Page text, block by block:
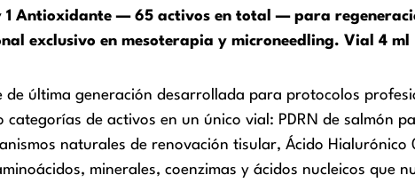
1 Antioxidante — 65 activos en total — para
exclusivo en mesoterapia y microneedling. Vial 4 ml
de última generación desarrollada para protocolos
categorías de activos en un único vial: PDRN de salmón
naturales de renovación tisular, Ácido
minerales, coenzimas y ácidos nucleicos que